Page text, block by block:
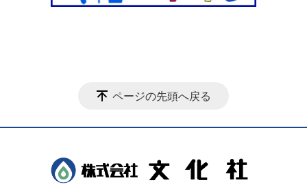
ページの先頭へ戻る